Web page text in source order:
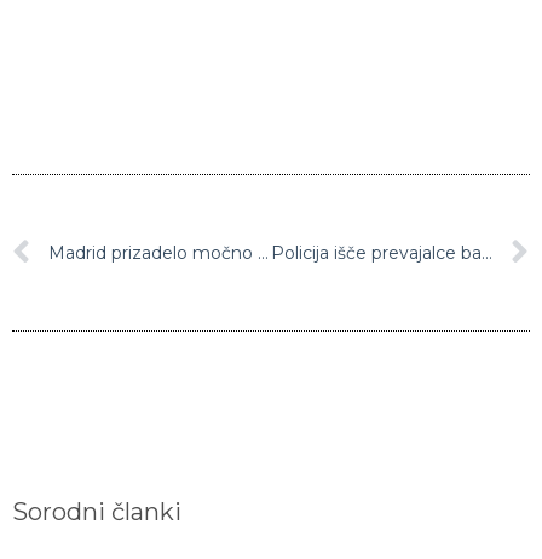
Madrid prizadelo močno neurje s točo in hudourniške poplave, ki so odnašale avtomobile (Video) Policija išče prevajalce bangladeškega, tigrinjskega, kurdskega, dari, farsi, urdu in paštu jezika v postopkih s tujimi državljani
Sorodni članki